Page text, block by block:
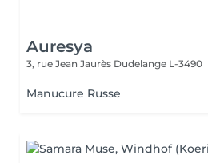
Auresya
3, rue Jean Jaurès Dudelange L-3490
Manucure Russe